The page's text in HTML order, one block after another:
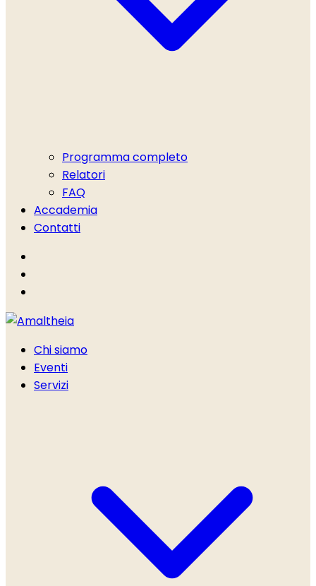
Programma completo
Relatori
FAQ
Accademia
Contatti
Chi siamo
Eventi
Servizi